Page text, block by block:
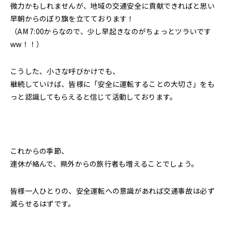
微力かもしれませんが、地域の交通安全に貢献できればと思い
早朝からのぼり旗を立てております！
（AM 7:00からなので、少し早起きなのがちょっとツラいです
ww！！）
こうした、小さな呼びかけでも、
継続していけば、皆様に「安全に運転することの大切さ」をも
っと認識してもらえると信じて活動しております。
これからの季節、
連休が絡んで、県外からの旅行者も増えることでしょう。
皆様一人ひとりの、安全運転への意識があれば交通事故は必ず
減らせるはずです。